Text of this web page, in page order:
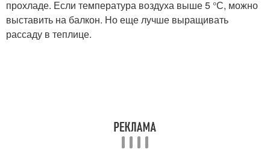
прохладе. Если температура воздуха выше 5 °С, можно
выставить на балкон. Но еще лучше выращивать
рассаду в теплице.